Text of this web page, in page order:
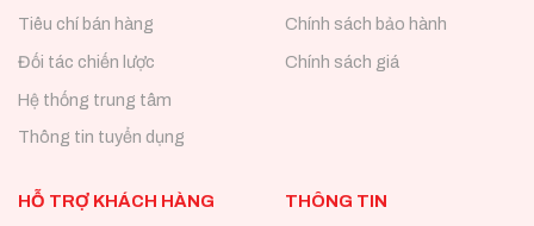
Tiêu chí bán hàng
Đối tác chiến lược
Hệ thống trung tâm
Thông tin tuyển dụng
Chính sách bảo hành
Chính sách giá
HỖ TRỢ KHÁCH HÀNG
THÔNG TIN